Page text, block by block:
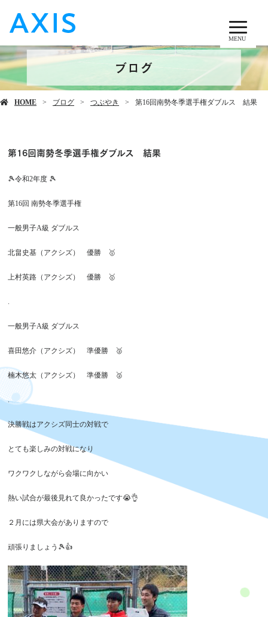
MENU
ブログ
HOME ブログ つぶやき 第16回南勢冬季選手権ダブルス 結果
第16回南勢冬季選手権ダブルス 結果
🎾令和2年度 🎾
第16回 南勢冬季選手権
一般男子A級 ダブルス
北畠史基（アクシズ） 優勝 🥇
上村英路（アクシズ） 優勝 🥇
一般男子A級 ダブルス
喜田悠介（アクシズ） 準優勝 🥈
楠木悠太（アクシズ） 準優勝 🥈
.
決勝戦はアクシズ同士の対戦で
とても楽しみの対戦になり
ワクワクしながら会場に向かい
熱い試合が最後見れて良かったです😭👌
２月には県大会がありますので
頑張りましょう🎾👍